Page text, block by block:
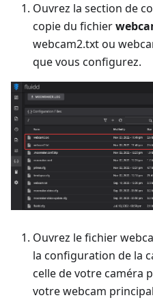
Ouvrez la section de
copie du fichier
webcam2.txt ou
que vous configurez.
Ouvrez le fichier
la configuration de la
celle de votre caméra
votre webcam